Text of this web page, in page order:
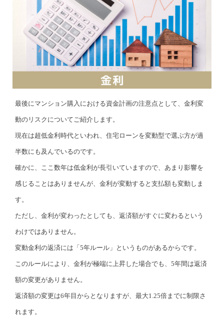
最後にマンション購入における資金計画の注意点として、金利変
動のリスクについてご紹介します。
現在は超低金利時代といわれ、住宅ローンを変動型で選ぶ方が過
半数にも及んでいるのです。
確かに、ここ数年は低金利が長引いていますので、あまり影響を
感じることはありませんが、金利が変動すると支払額も変動しま
す。
ただし、金利が変わったとしても、返済額がすぐに変わるという
わけではありません。
変動金利の返済には「5年ルール」というものがあるからです。
このルールにより、金利が極端に上昇した場合でも、5年間は返済
額の変更がありません。
返済額の変更は6年目からとなりますが、最大1.25倍までに制限さ
れます。